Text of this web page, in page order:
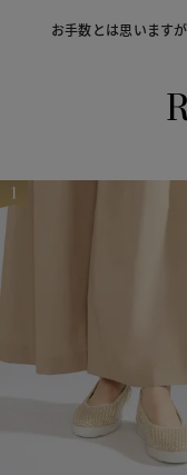
お手数とは思います